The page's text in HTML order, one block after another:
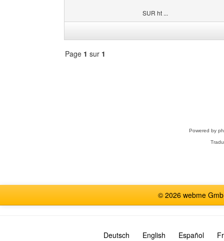
SUR ht ...
Page 1 sur 1
Powered by
© 2026 webme
Deutsch English Español